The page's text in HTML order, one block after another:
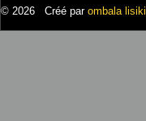
© 2026 Créé par ombala lisiki